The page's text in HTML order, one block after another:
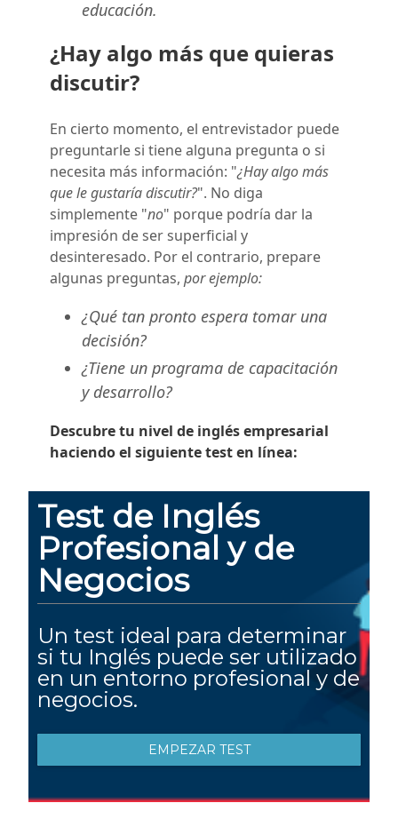
educación.
¿Hay algo más que quieras
discutir?
En cierto momento, el entrevistador puede
preguntarle si tiene alguna pregunta o si
necesita más información: "¿Hay algo más
que le gustaría discutir?". No diga
simplemente "no" porque podría dar la
impresión de ser superficial y
desinteresado. Por el contrario, prepare
algunas preguntas, por ejemplo:
¿Qué tan pronto espera tomar una
decisión?
¿Tiene un programa de capacitación
y desarrollo?
Descubre tu nivel de inglés empresarial
haciendo el siguiente test en línea: